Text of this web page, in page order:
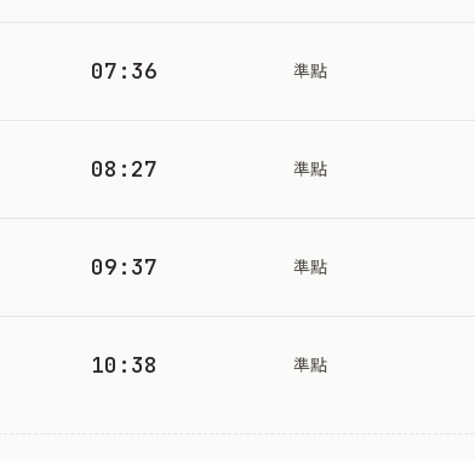
07:36 準點
08:27 準點
09:37 準點
10:38 準點